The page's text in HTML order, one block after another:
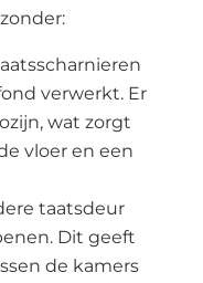
verwerkt. Er
wat zorgt
vloer en een
taatsdeur
Dit geeft
de kamers